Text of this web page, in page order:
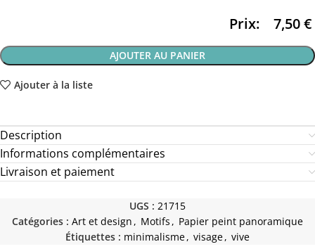
Prix: 7,50€
AJOUTER AU PANIER
Ajouter à la liste
Description
Informations complémentaires
Livraison et paiement
UGS : 21715
Catégories : Art et design , Motifs , Papier peint panoramique
Étiquettes : minimalisme, visage, vive